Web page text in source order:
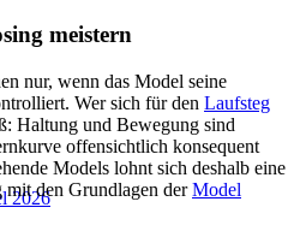
2026
meistern
nur, wenn das Model seine
Wer sich für den Laufsteg
Haltung und Bewegung sind
offensichtlich konsequent
Models lohnt sich deshalb eine
mit den Grundlagen derModel